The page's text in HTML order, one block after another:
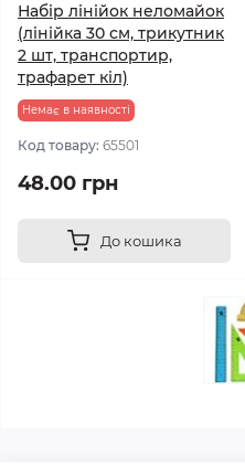
Набір лінійок неломайок
(лінійка 30 см, трикутник
2 шт, транспортир,
трафарет кіл)
Немає в наявності
Код товару: 65501
48.00 грн
До кошика